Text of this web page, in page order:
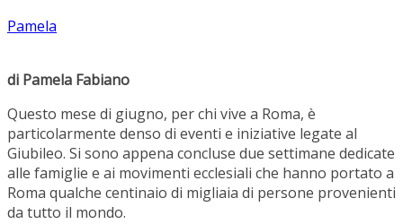
Pamela
di Pamela Fabiano
Questo mese di giugno, per chi vive a Roma, è
particolarmente denso di eventi e iniziative legate al
Giubileo. Si sono appena concluse due settimane dedicate
alle famiglie e ai movimenti ecclesiali che hanno portato a
Roma qualche centinaio di migliaia di persone provenienti
da tutto il mondo.